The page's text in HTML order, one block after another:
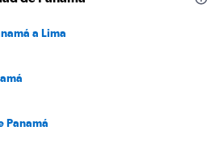
a Lima
Panamá